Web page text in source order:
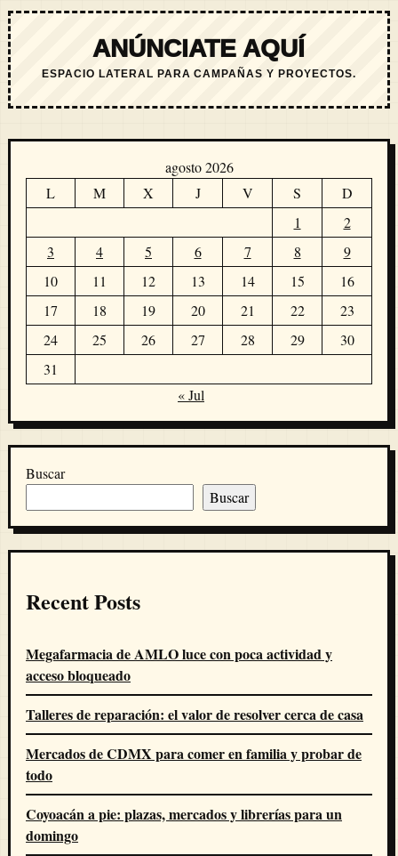
ANÚNCIATE AQUÍ
ESPACIO LATERAL PARA CAMPAÑAS Y PROYECTOS.
agosto 2026
L
M X J V S
D
1
2
3
4 5 6 7 8
9
10
11 12 13 14 15
16
17
18 19 20 21 22
23
24
25 26 27 28 29
30
31
« Jul
Buscar
Buscar
Recent Posts
Megafarmacia de AMLO luce con poca actividad y
acceso bloqueado
Talleres de reparación: el valor de resolver cerca de casa
Mercados de CDMX para comer en familia y probar de
todo
Coyoacán a pie: plazas, mercados y librerías para un
domingo